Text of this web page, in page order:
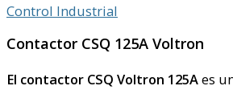
Control Industrial
Contactor CSQ 125A Voltron
El contactor CSQ Voltron 125Aes